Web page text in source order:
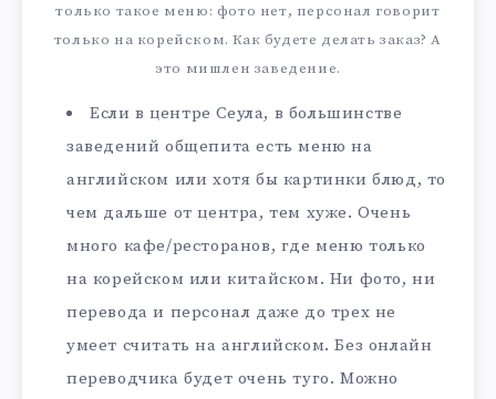
только такое меню: фото нет, персонал говорит
только на корейском. Как будете делать заказ? А
это мишлен заведение.
Если в центре Сеула, в большинстве
заведений общепита есть меню на
английском или хотя бы картинки блюд, то
чем дальше от центра, тем хуже. Очень
много кафе/ресторанов, где меню только
на корейском или китайском. Ни фото, ни
перевода и персонал даже до трех не
умеет считать на английском. Без онлайн
переводчика будет очень туго. Можно